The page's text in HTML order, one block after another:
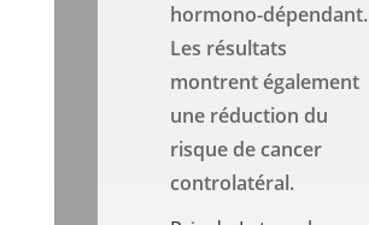
hormono-dépendant.
Les résultats
montrent également
une réduction du
risque de cancer
controlatéral.